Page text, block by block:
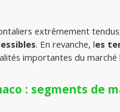
extrêmement
. En revanche, les
importantes du marché
: segments de